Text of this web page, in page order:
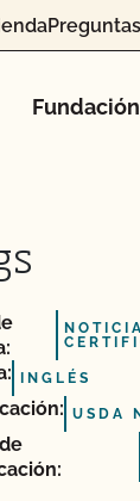
Fundación
INGLÉS
USDA